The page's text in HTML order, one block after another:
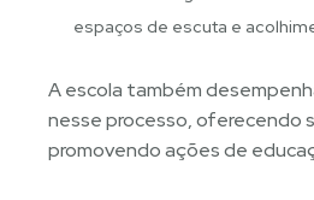
espaços de escuta e
A escola também
nesse processo, oferecendo
promovendo ações de